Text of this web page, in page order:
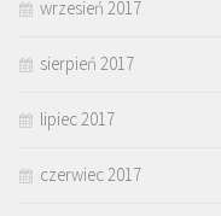
wrzesień 2017
sierpień 2017
lipiec 2017
czerwiec 2017